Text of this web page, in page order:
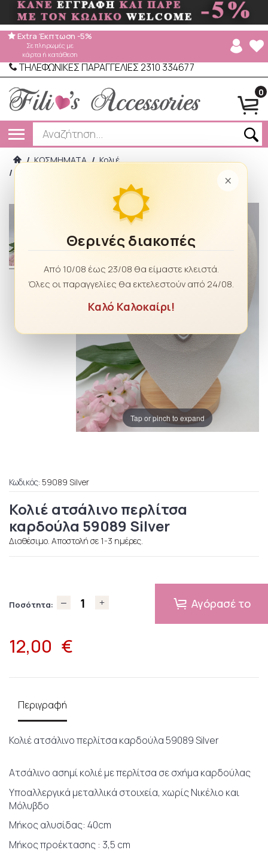
ΤΗΛΕΦΩΝΙΚΕΣ ΠΑΡΑΓΓΕΛΙΕΣ 2310 334677
0
Extra Έκπτωση -5%
Σε πληρωμές με
κάρτα ή κατάθεση
×
Θερινές διακοπές
Από 10/08 έως 23/08 θα είμαστε κλειστά.
Όλες οι παραγγελίες θα εκτελεστούν από 24/08.
Καλό Καλοκαίρι!
/ ΚΟΣΜΗΜΑΤΑ / Κολιέ
/
Tap or pinch to expand
Κωδικός: 59089 Silver
Κολιέ ατσάλινο περλίτσα
καρδούλα 59089 Silver
Διαθέσιμο. Αποστολή σε 1-3 ημέρες.
Ποσότητα: Αγόρασέ το
12,00 €
Περιγραφή
Κολιέ ατσάλινο περλίτσα καρδούλα 59089 Silver
Ατσάλινο ασημί κολιέ με περλίτσα σε σχήμα καρδούλας
Υποαλλεργικά μεταλλικά στοιχεία, χωρίς Νικέλιο και
Μόλυβδο
Μήκος αλυσίδας: 40cm
Μήκος προέκτασης : 3,5 cm